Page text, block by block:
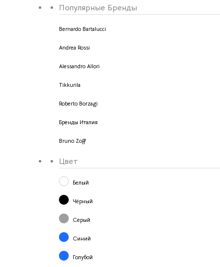
Популярные Бренды
Bernardo Bartalucci
Andrea Rossi
Alessandro Allori
Tikkurila
Roberto Borzagi
Бренды Италия
Bruno Zoff
Цвет
Белый
Чёрный
Серый
Синий
Голубой